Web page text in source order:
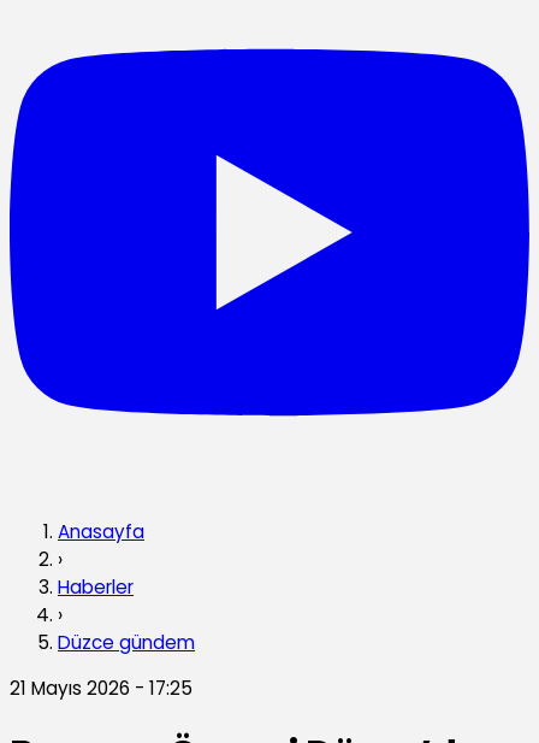
Anasayfa
›
Haberler
›
Düzce gündem
21 Mayıs 2026 - 17:25